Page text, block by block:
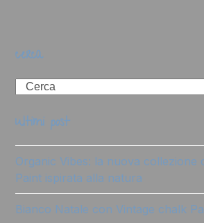
cerca
Search
ultimi post
Organic Vibes: la nuova collezione
Paint ispirata alla natura
Bianco Natale con Vintage chalk